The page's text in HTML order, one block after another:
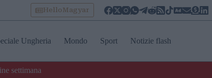
HelloMagyar
Ungheria Mondo Sport Notizie flash
settimana